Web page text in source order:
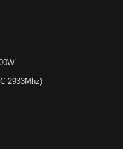
2933Mhz)